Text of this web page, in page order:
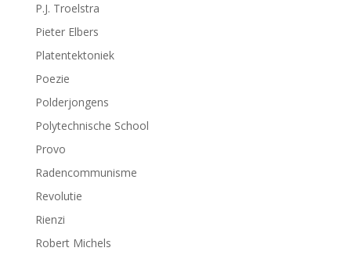
P.J. Troelstra
Pieter Elbers
Platentektoniek
Poezie
Polderjongens
Polytechnische School
Provo
Radencommunisme
Revolutie
Rienzi
Robert Michels